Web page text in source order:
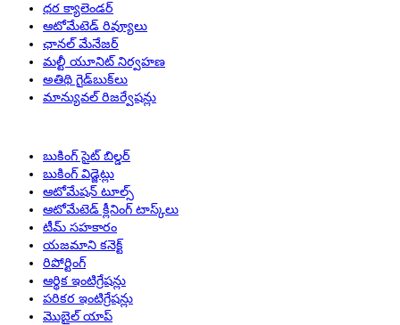
ధర క్యాలెండర్
ఆటోమేటెడ్ రివ్యూలు
ఛానల్ మేనేజర్
మల్టీ యూనిట్ నిర్వహణ
అతిథి గైడ్‌బుక్‌లు
మాన్యువల్ రిజర్వేషన్లు
బుకింగ్ సైట్ బిల్డర్
బుకింగ్ విడ్జెట్లు
ఆటోమేషన్ టూల్స్
ఆటోమేటెడ్ క్లీనింగ్ టాస్క్‌లు
టీమ్ సహకారం
యజమాని కనెక్ట్
రిపోర్టింగ్
ఆర్థిక ఇంటిగ్రేషన్లు
పరికర ఇంటిగ్రేషన్లు
మొబైల్ యాప్